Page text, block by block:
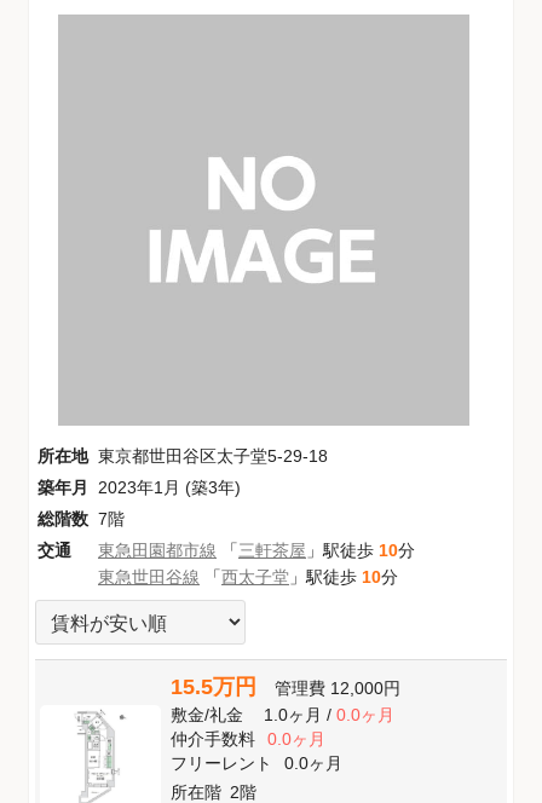
所在地 東京都世田谷区太子堂5-29-18
築年月
2023年1月 (築3年)
総階数 7階
交通
東急田園都市線 「三軒茶屋 」駅徒歩 10分
東急世田谷線 「西太子堂 」駅徒歩 10分
15.5万円 管理費 12,000円
敷金/礼金 1.0ヶ月/ 0.0ヶ月
仲介手数料
0.0ヶ月
フリーレント
0.0ヶ月
所在階 2階